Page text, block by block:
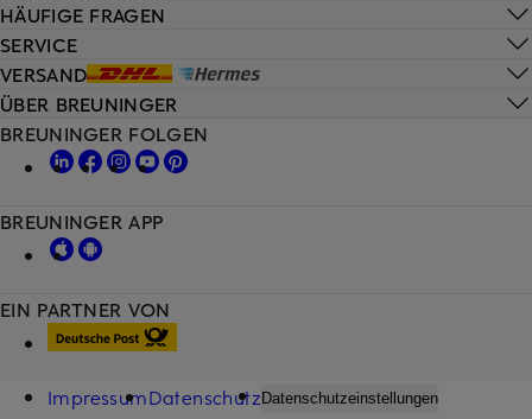
HÄUFIGE FRAGEN
SERVICE
VERSAND
ÜBER BREUNINGER
EIN PARTNER VON
BREUNINGER FOLGEN
BREUNINGER APP
ImpressumDatenschutzDatenschutzeinstellungen